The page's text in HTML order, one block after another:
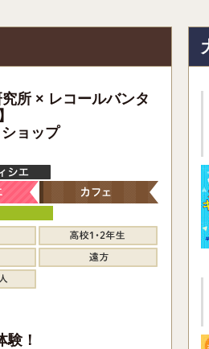
所 × レコールバンタ
ョップ
！